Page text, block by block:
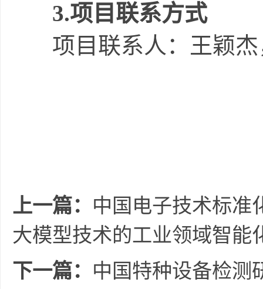
3.项目联系方式
项目联系人： 王颖杰
上一篇： 中国电子技术标准
大模型技术的工业领域智能
下一篇： 中国特种设备检测